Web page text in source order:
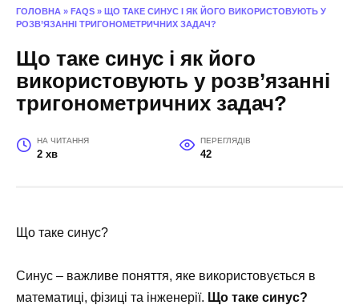
ГОЛОВНА » FAQS » ЩО ТАКЕ СИНУС І ЯК ЙОГО ВИКОРИСТОВУЮТЬ У
РОЗВ’ЯЗАННІ ТРИГОНОМЕТРИЧНИХ ЗАДАЧ?
Що таке синус і як його
використовують у розв’язанні
тригонометричних задач?
НА ЧИТАННЯ
2 хв
ПЕРЕГЛЯДІВ
42
Що таке синус?
Синус – важливе поняття, яке використовується в
математиці, фізиці та інженерії. Що таке синус?